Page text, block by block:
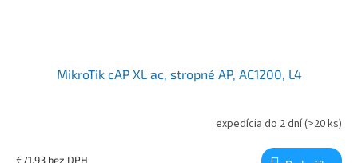
MikroTik cAP XL ac, stropné AP, AC1200, L4
expedícia do 2 dní(>20 ks)
€71,93 bez DPH